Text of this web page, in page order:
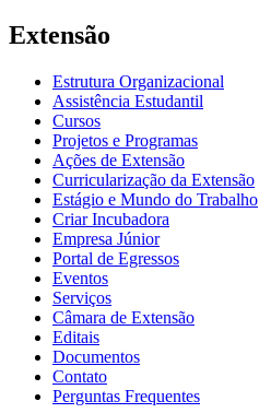
Extensão
Estrutura Organizacional
Assistência Estudantil
Cursos
Projetos e Programas
Ações de Extensão
Curricularização da Extensão
Estágio e Mundo do Trabalho
Criar Incubadora
Empresa Júnior
Portal de Egressos
Eventos
Serviços
Câmara de Extensão
Editais
Documentos
Contato
Perguntas Frequentes